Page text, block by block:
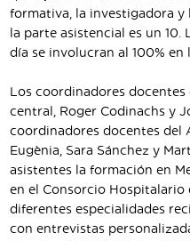
formativa, la investigadora
la parte asistencial es un 10.
día se involucran al 100%
Los coordinadores docentes
central, Roger Codinachs y
coordinadores docentes del
Eugènia, Sara Sánchez y
asistentes la formación en
en el Consorcio Hospitalario
diferentes especialidades
con entrevistas